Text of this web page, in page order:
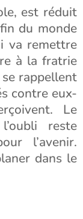
est réduit
du monde
va remettre
à la fratrie
rappellent
contre eux-
Le
reste
l’avenir.
dans le